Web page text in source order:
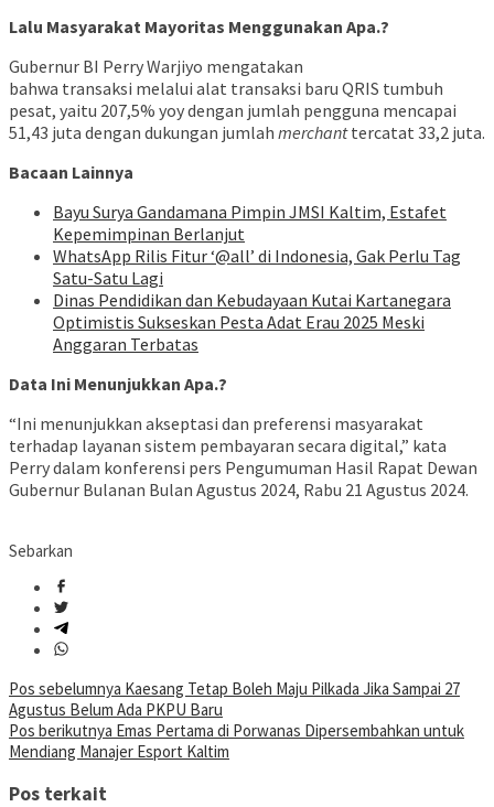
Lalu Masyarakat Mayoritas Menggunakan Apa.?
Gubernur BI Perry Warjiyo mengatakan
bahwa transaksi melalui alat transaksi baru QRIS tumbuh
pesat, yaitu 207,5% yoy dengan jumlah pengguna mencapai
51,43 juta dengan dukungan jumlah merchanttercatat 33,2 juta.
Bacaan Lainnya
Bayu Surya Gandamana Pimpin JMSI Kaltim, Estafet
Kepemimpinan Berlanjut
WhatsApp Rilis Fitur ‘@all’ di Indonesia, Gak Perlu Tag
Satu-Satu Lagi
Dinas Pendidikan dan Kebudayaan Kutai Kartanegara
Optimistis Sukseskan Pesta Adat Erau 2025 Meski
Anggaran Terbatas
Data Ini Menunjukkan Apa.?
“Ini menunjukkan akseptasi dan preferensi masyarakat
terhadap layanan sistem pembayaran secara digital,” kata
Perry dalam konferensi pers Pengumuman Hasil Rapat Dewan
Gubernur Bulanan Bulan Agustus 2024, Rabu 21 Agustus 2024.
Sebarkan
Navigasi
pos
Pos sebelumnya Kaesang Tetap Boleh Maju Pilkada Jika Sampai 27
Agustus Belum Ada PKPU Baru
Pos berikutnya Emas Pertama di Porwanas Dipersembahkan untuk
Mendiang Manajer Esport Kaltim
Pos terkait